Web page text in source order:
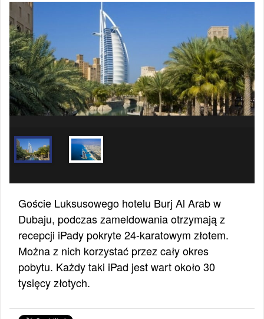
Goście Luksusowego hotelu Burj Al Arab w
Dubaju, podczas zameldowania otrzymają z
recepcji iPady pokryte 24-karatowym złotem.
Można z nich korzystać przez cały okres
pobytu. Każdy taki iPad jest wart około 30
tysięcy złotych.